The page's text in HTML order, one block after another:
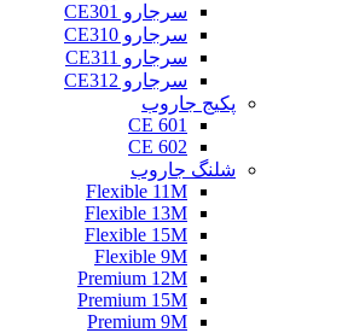
سرجارو CE301
سرجارو CE310
سرجارو CE311
سرجارو CE312
پکیج جاروب
CE 601
CE 602
شلنگ جاروب
Flexible 11M
Flexible 13M
Flexible 15M
Flexible 9M
Premium 12M
Premium 15M
Premium 9M